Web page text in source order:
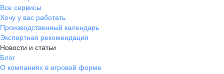
пер. Ланинский д. 4, офис 3.4
+7 423 202-33-28
pr@dv.hh.ru
Новосибирск
Все сервисы
Хочу у вас работать
Производственный календарь
Экспертная рекомендация
Новости и статьи
Блог
О компаниях в игровой форме